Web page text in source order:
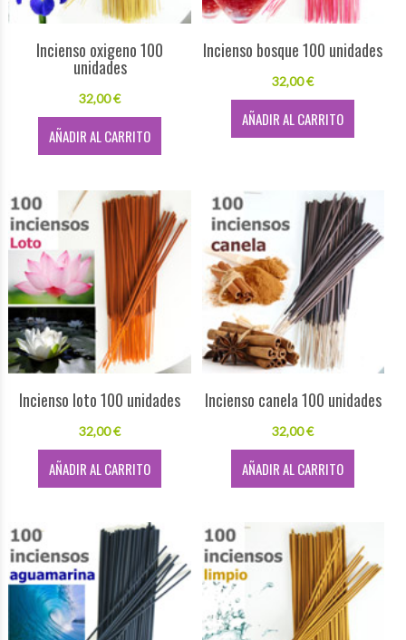
Incienso oxigeno 100
unidades
32,00 €
AÑADIR AL CARRITO
Incienso bosque 100 unidades
32,00 €
AÑADIR AL CARRITO
Incienso loto 100 unidades
32,00 €
AÑADIR AL CARRITO
Incienso canela 100 unidades
32,00 €
AÑADIR AL CARRITO